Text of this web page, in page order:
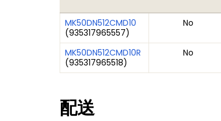
MK50DN512CMD10
(935317965557)
No
MK50DN512CMD10R
(935317965518)
No
配送